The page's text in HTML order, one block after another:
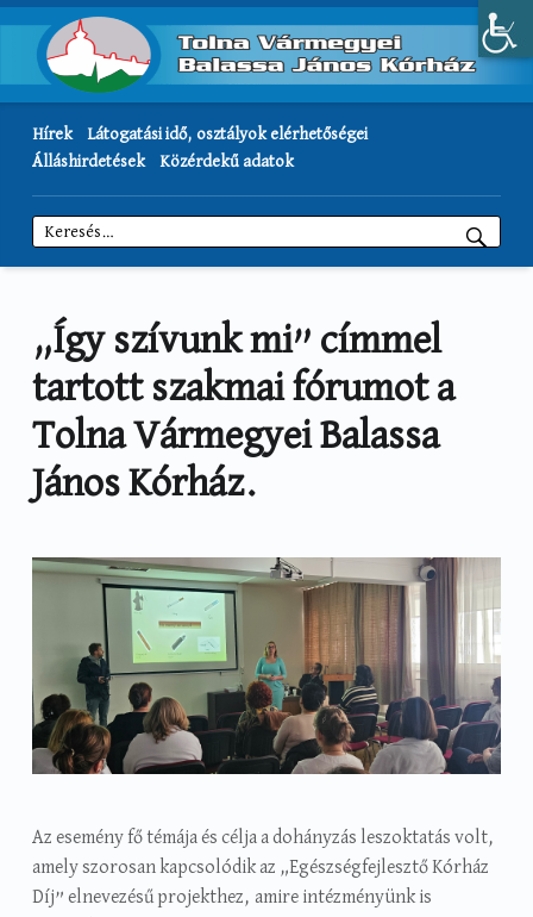
Hírek
Látogatási idő, osztályok elérhetőségei
Álláshirdetések
Közérdekű adatok
Keresés:
„Így szívunk mi” címmel
tartott szakmai fórumot a
Tolna Vármegyei Balassa
János Kórház.
Az esemény fő témája és célja a dohányzás leszoktatás volt,
amely szorosan kapcsolódik az „Egészségfejlesztő Kórház
Díj” elnevezésű projekthez, amire intézményünk is